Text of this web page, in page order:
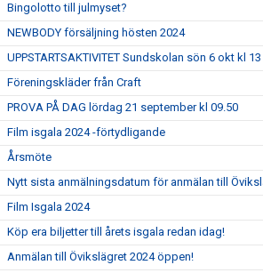
Bingolotto till julmyset?
NEWBODY försäljning hösten 2024
UPPSTARTSAKTIVITET Sundskolan sön 6 okt kl 13
Föreningskläder från Craft
PROVA PÅ DAG lördag 21 september kl 09.50
Film isgala 2024 -förtydligande
Årsmöte
Nytt sista anmälningsdatum för anmälan till
Film Isgala 2024
Köp era biljetter till årets isgala redan idag!
Anmälan till Övikslägret 2024 öppen!